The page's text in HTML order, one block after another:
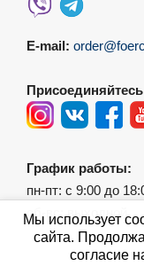
E-mail:
График работы:
пн-пт: с 9:00 до
сб-вс: выходной
Мы использует
сайта.
согласие